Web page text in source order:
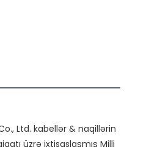
Ltd. kabellər & naqillərin
üzrə ixtisaslaşmış Milli